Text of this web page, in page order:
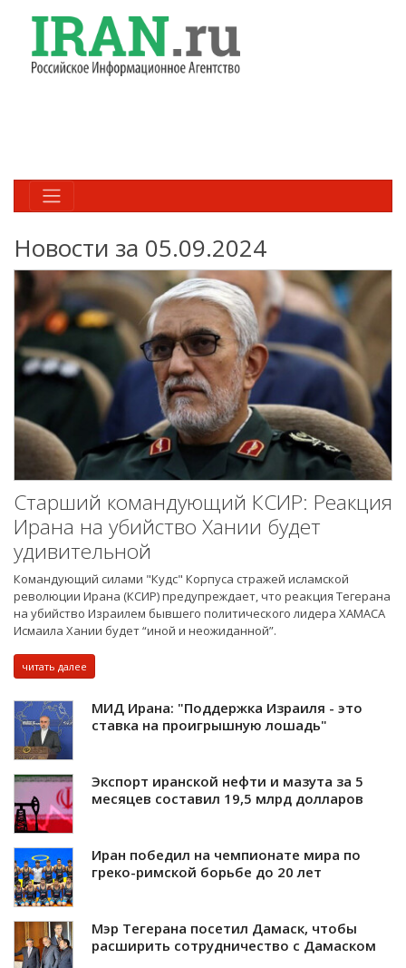
Новости за 05.09.2024
Старший командующий КСИР: Реакция
Ирана на убийство Хании будет
удивительной
Командующий силами "Кудс" Корпуса стражей исламской
революции Ирана (КСИР) предупреждает, что реакция Тегерана
на убийство Израилем бывшего политического лидера ХАМАСА
Исмаила Хании будет “иной и неожиданной”.
читать далее
МИД Ирана: "Поддержка Израиля - это
ставка на проигрышную лошадь"
Экспорт иранской нефти и мазута за 5
месяцев составил 19,5 млрд долларов
Иран победил на чемпионате мира по
греко-римской борьбе до 20 лет
Мэр Тегерана посетил Дамаск, чтобы
расширить сотрудничество с Дамаском